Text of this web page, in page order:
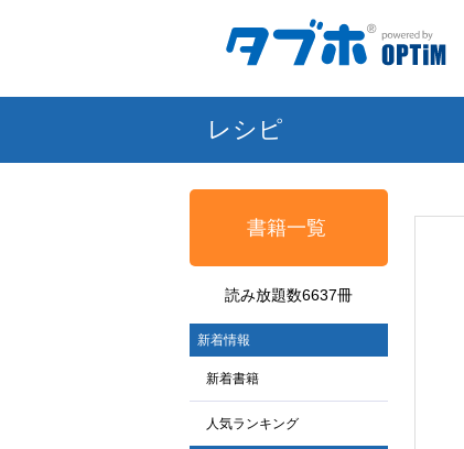
レシピ
書籍一覧
読み放題数6637冊
新着情報
新着書籍
人気ランキング